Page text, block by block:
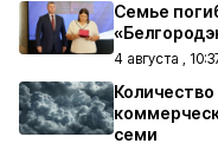
Семье
4 августа ,
семи